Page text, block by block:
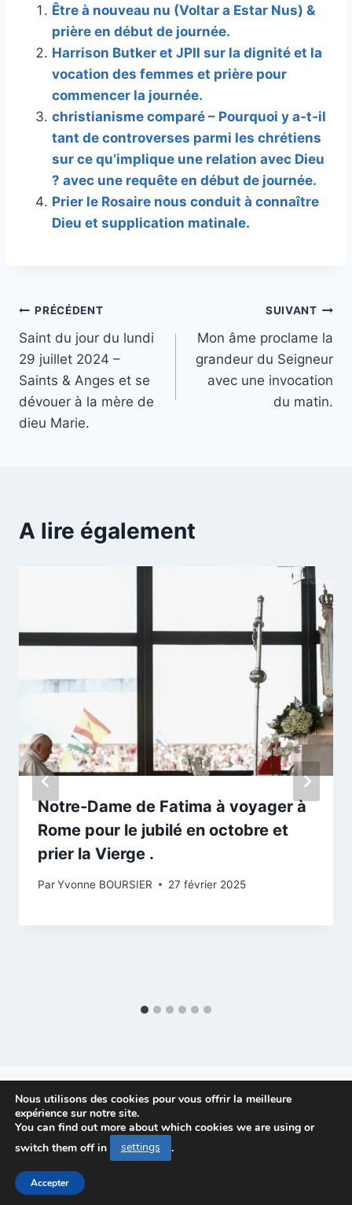
Être à nouveau nu (Voltar a Estar Nus) &
prière en début de journée.
Harrison Butker et JPII sur la dignité et la
vocation des femmes et prière pour
commencer la journée.
christianisme comparé – Pourquoi y a-t-il
tant de controverses parmi les chrétiens
sur ce qu’implique une relation avec Dieu
? avec une requête en début de journée.
Prier le Rosaire nous conduit à connaître
Dieu et supplication matinale.
Navigation
de
l’article
PRÉCÉDENT
Saint du jour du lundi
29 juillet 2024 –
Saints & Anges et se
dévouer à la mère de
dieu Marie.
SUIVANT
Mon âme proclame la
grandeur du Seigneur
avec une invocation
du matin.
A lire également
Notre-Dame de Fatima à voyager à
Rome pour le jubilé en octobre et
prier la Vierge .
ParYvonne BOURSIER 27 février 2025
© 2026 PAROISSE-ARLES - Theme WordPress
parKadence WP
Nous utilisons des cookies pour vous offrir la meilleure
expérience sur notre site.
You can find out more about which cookies we are using or
switch them off in
settings .
Accepter